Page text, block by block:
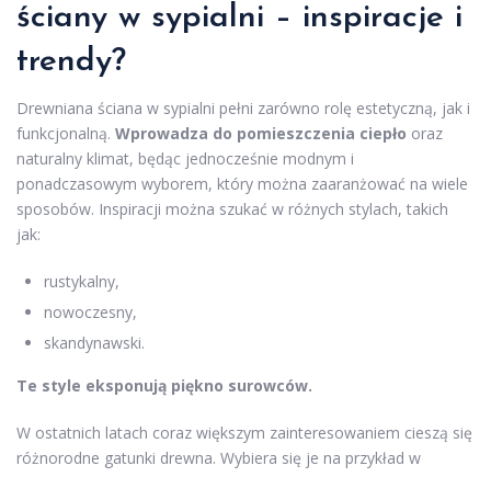
ściany w sypialni – inspiracje i
trendy?
Drewniana ściana w sypialni pełni zarówno rolę estetyczną, jak i
funkcjonalną. Wprowadza do pomieszczenia ciepło oraz
naturalny klimat, będąc jednocześnie modnym i
ponadczasowym wyborem, który można zaaranżować na wiele
sposobów. Inspiracji można szukać w różnych stylach, takich
jak:
rustykalny,
nowoczesny,
skandynawski.
Te style eksponują piękno surowców.
W ostatnich latach coraz większym zainteresowaniem cieszą się
różnorodne gatunki drewna. Wybiera się je na przykład w